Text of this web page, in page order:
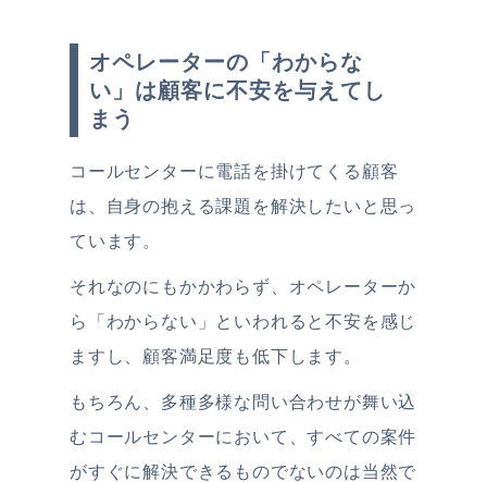
オペレーターの「わからな
い」は顧客に不安を与えてし
まう
コールセンターに電話を掛けてくる顧客
は、自身の抱える課題を解決したいと思っ
ています。
それなのにもかかわらず、オペレーターか
ら「わからない」といわれると不安を感じ
ますし、顧客満足度も低下します。
もちろん、多種多様な問い合わせが舞い込
むコールセンターにおいて、すべての案件
がすぐに解決できるものでないのは当然で